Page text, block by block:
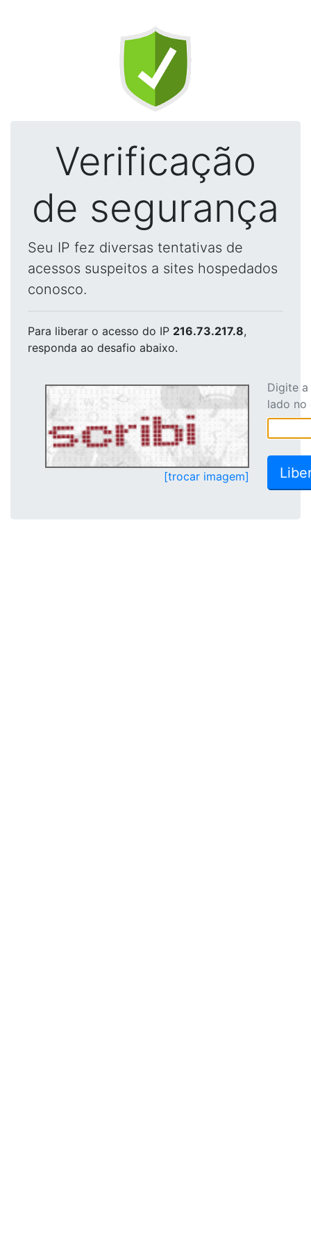
Verificação
de segurança
Seu IP fez diversas tentativas de
acessos suspeitos a sites hospedados
conosco.
Para liberar o acesso do IP 216.73.217.8,
responda ao desafio abaixo.
[trocar imagem]
Digite
lado no